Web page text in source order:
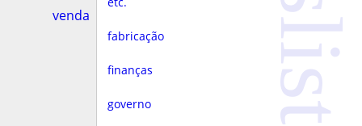
venda
fabricação
finanças
governo